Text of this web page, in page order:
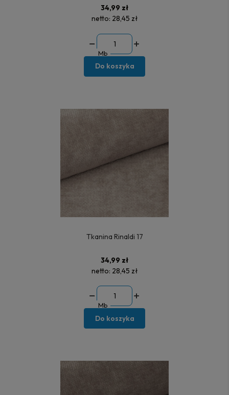
34,99 zł
netto: 28,45 zł
Mb
Do koszyka
Tkanina Rinaldi 17
34,99 zł
netto: 28,45 zł
Mb
Do koszyka